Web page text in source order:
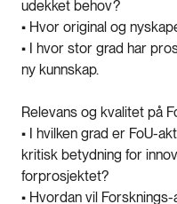
udekket behov?
• Hvor original og
• I hvor stor grad har
ny kunnskap.
Relevans og kvalitet på
• I hvilken grad er FoU-
kritisk betydning for
forprosjektet?
• Hvordan vil